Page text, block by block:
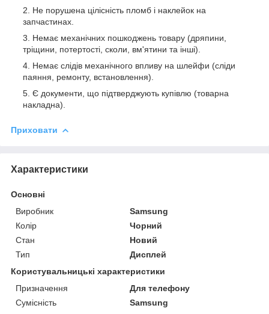
Не порушена цілісність пломб і наклейок на
запчастинах.
Немає механічних пошкоджень товару (дряпини,
тріщини, потертості, сколи, вм'ятини та інші).
Немає слідів механічного впливу на шлейфи (сліди
паяння, ремонту, встановлення).
Є документи, що підтверджують купівлю (товарна
накладна).
Приховати
Характеристики
Основні
Виробник
Samsung
Колір
Чорний
Стан
Новий
Тип
Дисплей
Користувальницькі характеристики
Призначення
Для телефону
Сумісність
Samsung